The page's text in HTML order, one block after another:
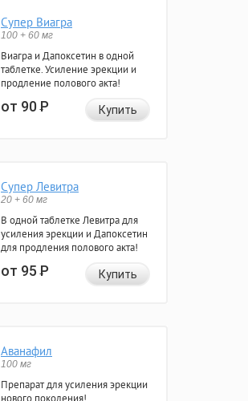
Супер Виагра
100 + 60 мг
Виагра и Дапоксетин в одной
таблетке. Усиление эрекции и
продление полового акта!
от 90Р Купить
Супер Левитра
20 + 60 мг
В одной таблетке Левитра для
усиления эрекции и Дапоксетин
для продления полового акта!
от 95Р Купить
Аванафил
100 мг
Препарат для усиления эрекции